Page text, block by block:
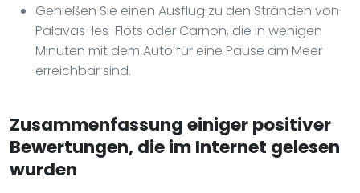
Genießen Sie einen Ausflug zu den Stränden von
Palavas-les-Flots oder Carnon, die in wenigen
Minuten mit dem Auto für eine Pause am Meer
erreichbar sind.
Zusammenfassung einiger positiver
Bewertungen, die im Internet gelesen
wurden